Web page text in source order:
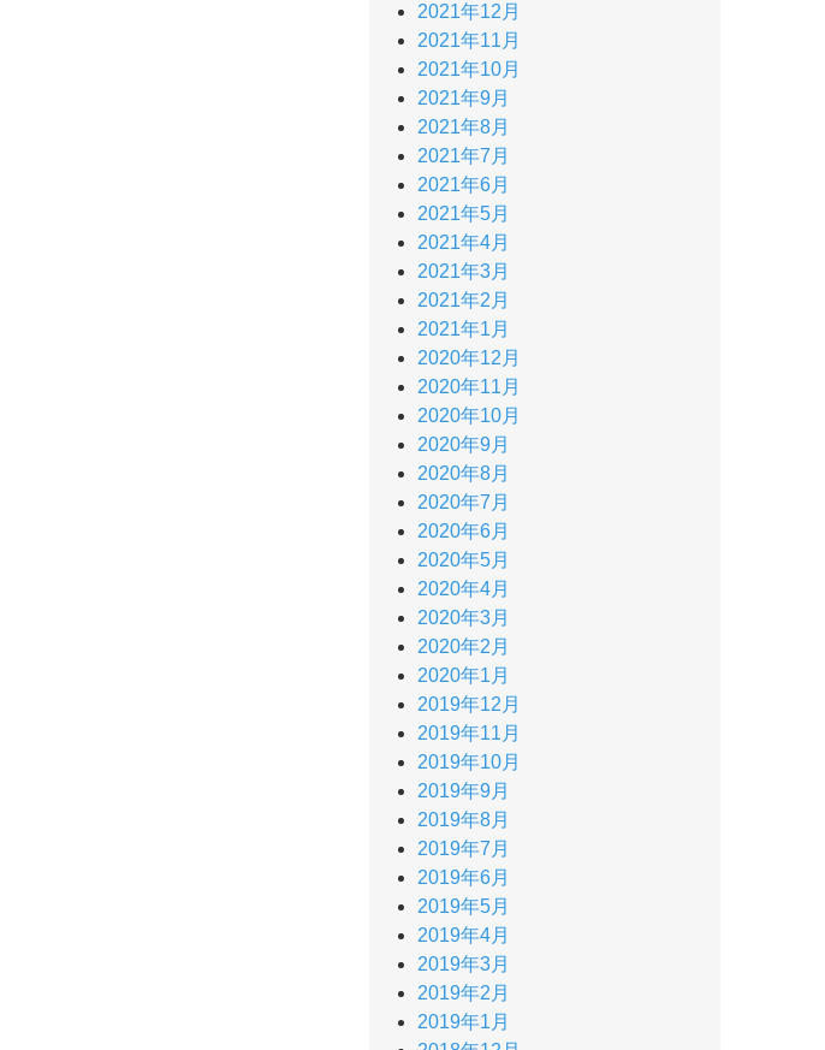
2021年12月
2021年11月
2021年10月
2021年9月
2021年8月
2021年7月
2021年6月
2021年5月
2021年4月
2021年3月
2021年2月
2021年1月
2020年12月
2020年11月
2020年10月
2020年9月
2020年8月
2020年7月
2020年6月
2020年5月
2020年4月
2020年3月
2020年2月
2020年1月
2019年12月
2019年11月
2019年10月
2019年9月
2019年8月
2019年7月
2019年6月
2019年5月
2019年4月
2019年3月
2019年2月
2019年1月